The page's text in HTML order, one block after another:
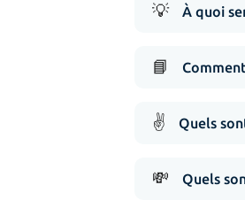
💡 À quoi
📘
✌️ Quels
💸 Quels